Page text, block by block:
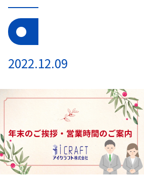
2022.12.09